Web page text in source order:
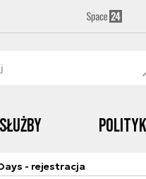
- rejestracja